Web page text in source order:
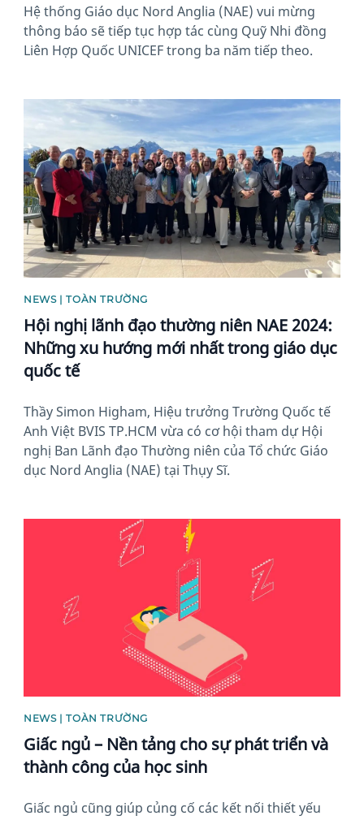
Hệ thống Giáo dục Nord Anglia (NAE) vui mừng
thông báo sẽ tiếp tục hợp tác cùng Quỹ Nhi đồng
Liên Hợp Quốc UNICEF trong ba năm tiếp theo.
News image
NEWS | TOÀN TRƯỜNG
Hội nghị lãnh đạo thường niên NAE 2024:
Những xu hướng mới nhất trong giáo dục
quốc tế
Thầy Simon Higham, Hiệu trưởng Trường Quốc tế
Anh Việt BVIS TP.HCM vừa có cơ hội tham dự Hội
nghị Ban Lãnh đạo Thường niên của Tổ chức Giáo
dục Nord Anglia (NAE) tại Thụy Sĩ.
NEWS | TOÀN TRƯỜNG
Giấc ngủ – Nền tảng cho sự phát triển và
thành công của học sinh
Giấc ngủ cũng giúp củng cố các kết nối thiết yếu